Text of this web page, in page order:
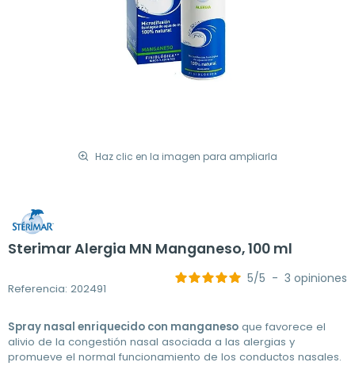
Haz clic en la imagen para ampliarla
Sterimar Alergia MN Manganeso, 100 ml
Referencia: 202491
5/5 - 3 opiniones
Spray nasal enriquecido con manganeso que favorece el
alivio de la congestión nasal asociada a las alergias y
promueve el normal funcionamiento de los conductos nasales.